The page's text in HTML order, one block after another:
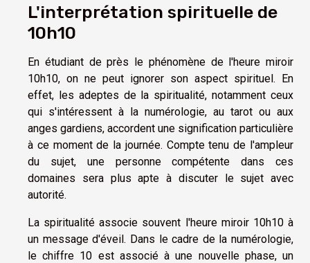
L'interprétation spirituelle de
10h10
En étudiant de près le phénomène de l'heure miroir
10h10, on ne peut ignorer son aspect spirituel. En
effet, les adeptes de la spiritualité, notamment ceux
qui s'intéressent à la numérologie, au tarot ou aux
anges gardiens, accordent une signification particulière
à ce moment de la journée. Compte tenu de l'ampleur
du sujet, une personne compétente dans ces
domaines sera plus apte à discuter le sujet avec
autorité.
La spiritualité associe souvent l'heure miroir 10h10 à
un message d'éveil. Dans le cadre de la numérologie,
le chiffre 10 est associé à une nouvelle phase, un